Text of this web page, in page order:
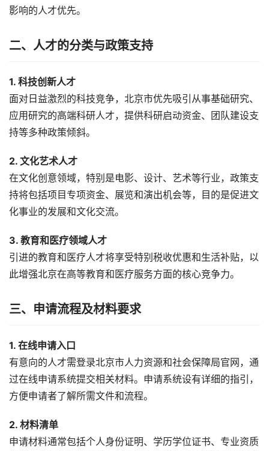
影响的人才优先。
二、人才的分类与政策支持
1. 科技创新人才
面对日益激烈的科技竞争，北京市优先吸引从事基础研究、
应用研究的高端科研人才，提供科研启动资金、团队建设支
持等多种政策倾斜。
2. 文化艺术人才
在文化创意领域，特别是电影、设计、艺术等行业，政策支
持将包括项目专项资金、展览和演出机会等，目的是促进文
化事业的发展和文化交流。
3. 教育和医疗领域人才
引进的教育和医疗人才将享受特别税收优惠和生活补贴，以
此增强北京在高等教育和医疗服务方面的核心竞争力。
三、申请流程及材料要求
1. 在线申请入口
有意向的人才需登录北京市人力资源和社会保障局官网，通
过在线申请系统提交相关材料。申请系统设有详细的指引，
方便申请者了解所需文件和流程。
2. 材料清单
申请材料通常包括个人身份证明、学历学位证书、专业资质